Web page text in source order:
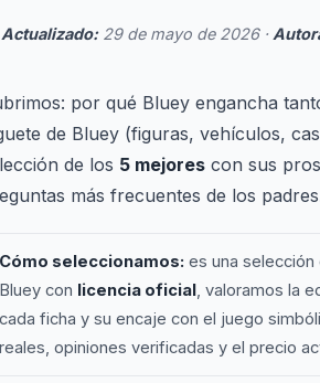
Actualizado:29 de mayo de 2026 ·
por qué Bluey engancha
de Bluey (figuras, vehículos,
de los 5 mejores con sus
más frecuentes de los
Cómo seleccionamos: es una
Bluey con licencia oficial, valoramos la
cada ficha y su encaje con el juego
reales, opiniones verificadas y el precio